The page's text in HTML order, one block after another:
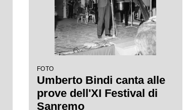
FOTO
Umberto Bindi canta alle
prove dell'XI Festival di
Sanremo